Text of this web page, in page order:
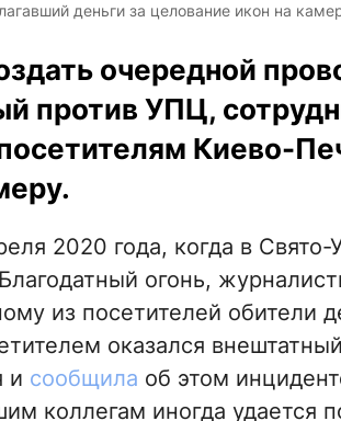
деньги за целование икон на
очередной
против УПЦ,
Киево-
2020 года, когда в
огонь,
из посетителей обители
оказался
и сообщила об этом
коллегам иногда удается